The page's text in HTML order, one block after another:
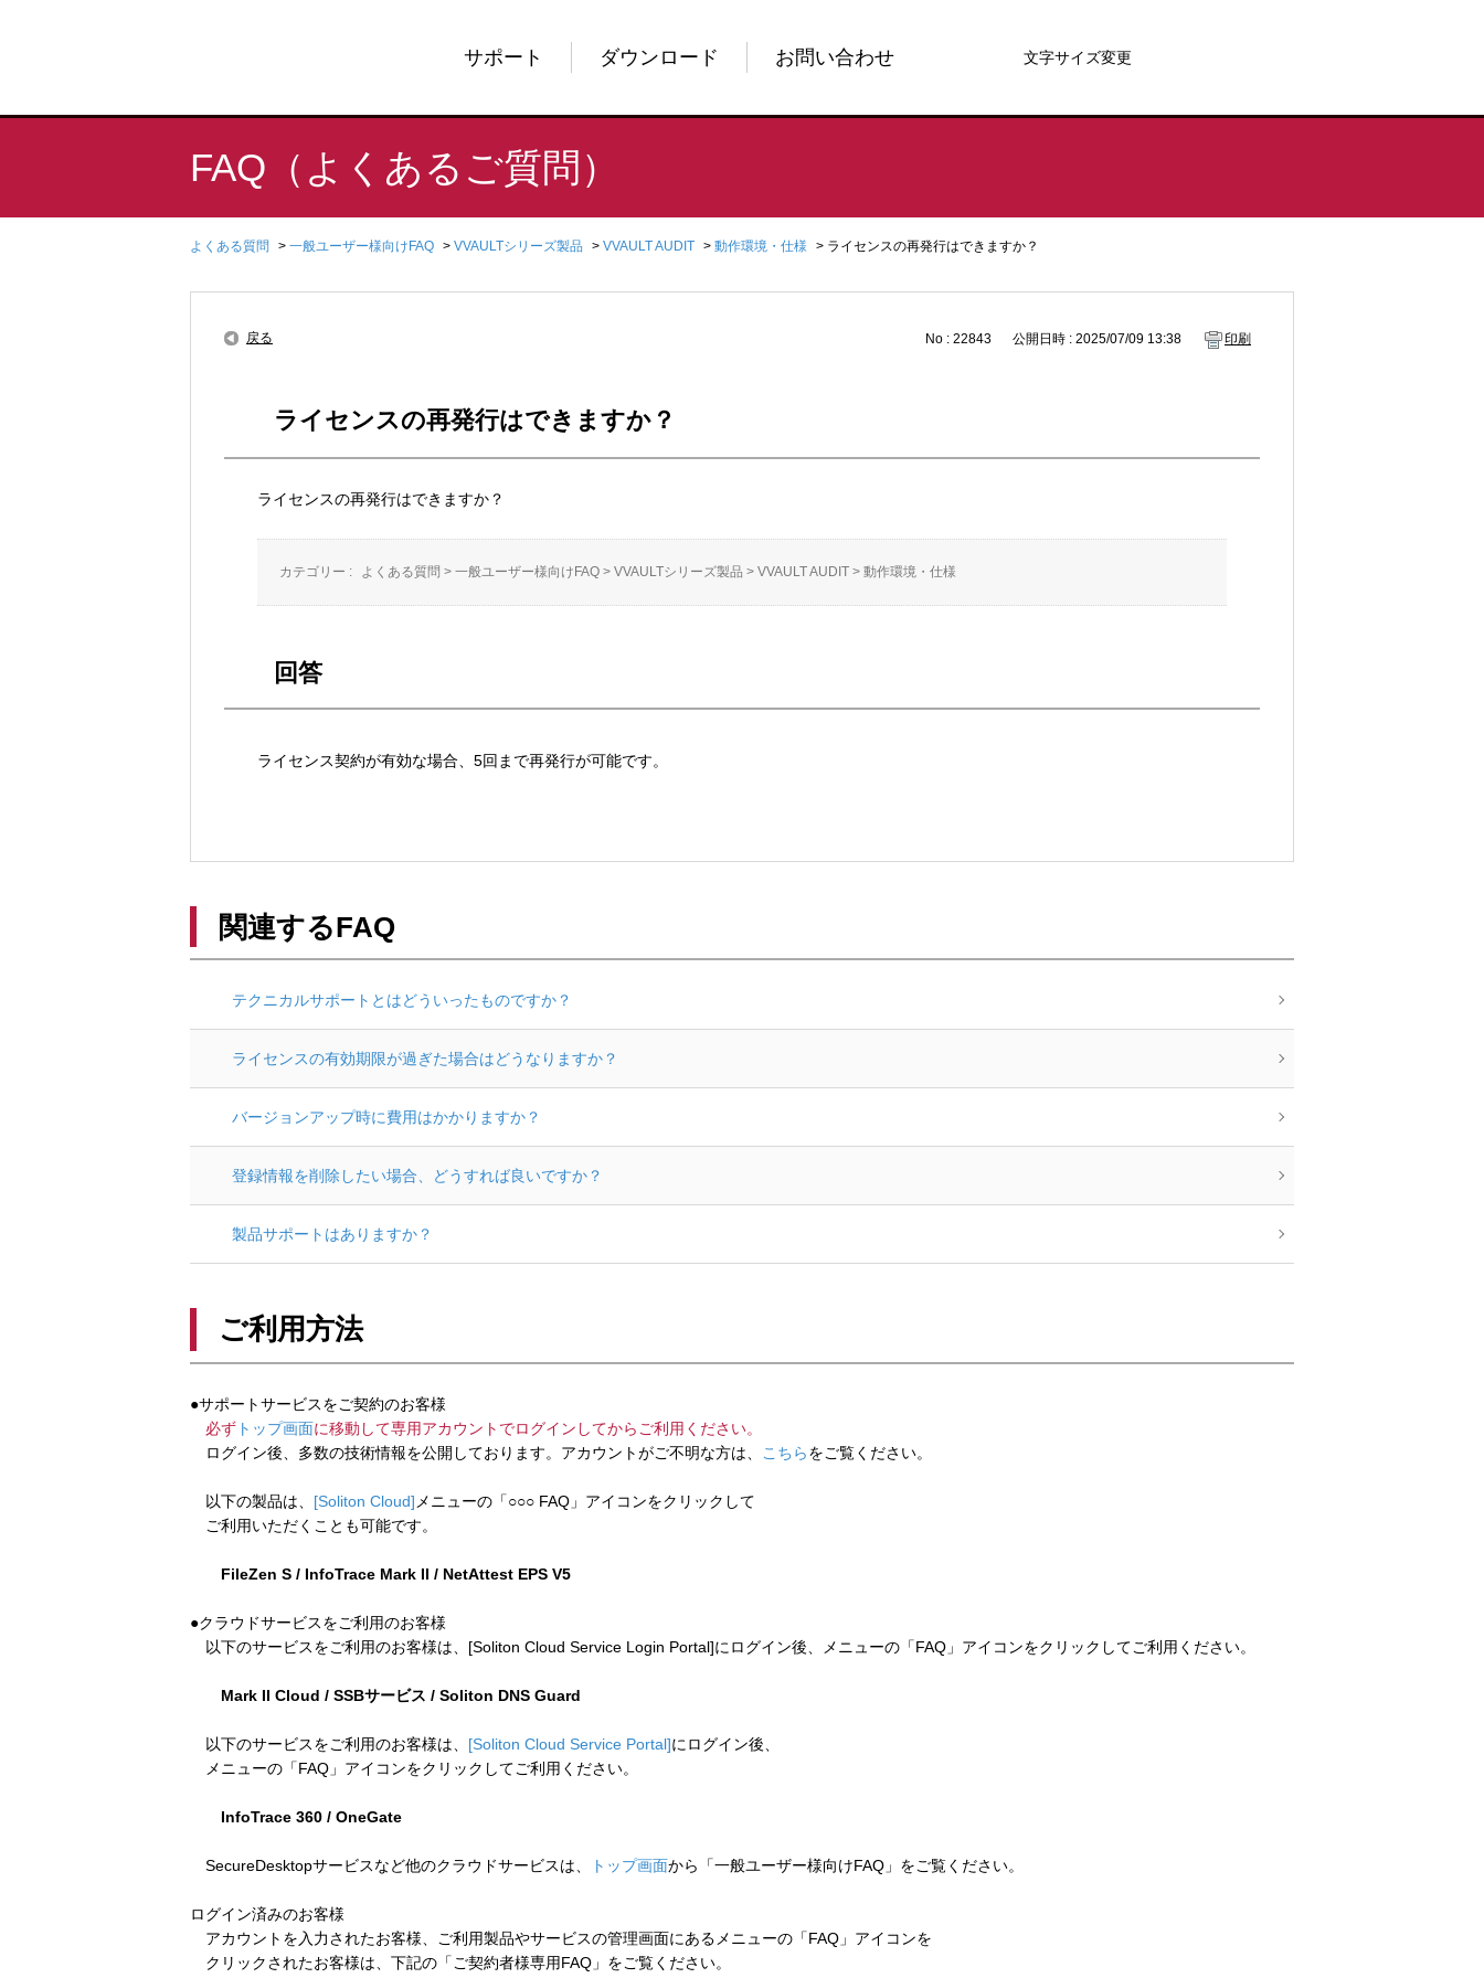
サポート ダウンロード お問い合わせ 文字サイズ変更
FAQ（よくあるご質問）
よくある質問 > 一般ユーザー様向けFAQ > VVAULTシリーズ製品 > VVAULT AUDIT > 動作環境・仕様 > ライセンスの再発行はできますか？
戻る No : 22843 公開日時 : 2025/07/09 13:38 印刷
ライセンスの再発行はできますか？
ライセンスの再発行はできますか？
カテゴリー : よくある質問 > 一般ユーザー様向けFAQ > VVAULTシリーズ製品 > VVAULT AUDIT > 動作環境・仕様
回答
ライセンス契約が有効な場合、5回まで再発行が可能です。
関連するFAQ
テクニカルサポートとはどういったものですか？
ライセンスの有効期限が過ぎた場合はどうなりますか？
バージョンアップ時に費用はかかりますか？
登録情報を削除したい場合、どうすれば良いですか？
製品サポートはありますか？
ご利用方法
●サポートサービスをご契約のお客様
必ず トップ画面に移動して専用アカウントでログインしてからご利用ください。
ログイン後、多数の技術情報を公開しております。アカウントがご不明な方は、
こちらをご覧ください。
以下の製品は、 [Soliton Cloud] メニューの「○○○ FAQ」アイコンをクリックして
ご利用いただくことも可能です。
FileZen S / InfoTrace Mark II / NetAttest EPS V5
●クラウドサービスをご利用のお客様
以下のサービスをご利用のお客様は、[Soliton Cloud Service Login Portal]にログイン後、メニューの「FAQ」アイコンをクリックしてご利用ください。
Mark II Cloud / SSBサービス / Soliton DNS Guard
以下のサービスをご利用のお客様は、 [Soliton Cloud Service Portal]にログイン後、
メニューの「FAQ」アイコンをクリックしてご利用ください。
InfoTrace 360 / OneGate
SecureDesktopサービスなど他のクラウドサービスは、 トップ画面から「一般ユーザー様向けFAQ」をご覧ください。
ログイン済みのお客様
アカウントを入力されたお客様、ご利用製品やサービスの管理画面にあるメニューの「FAQ」アイコンを
クリックされたお客様は、下記の「ご契約者様専用FAQ」をご覧ください。